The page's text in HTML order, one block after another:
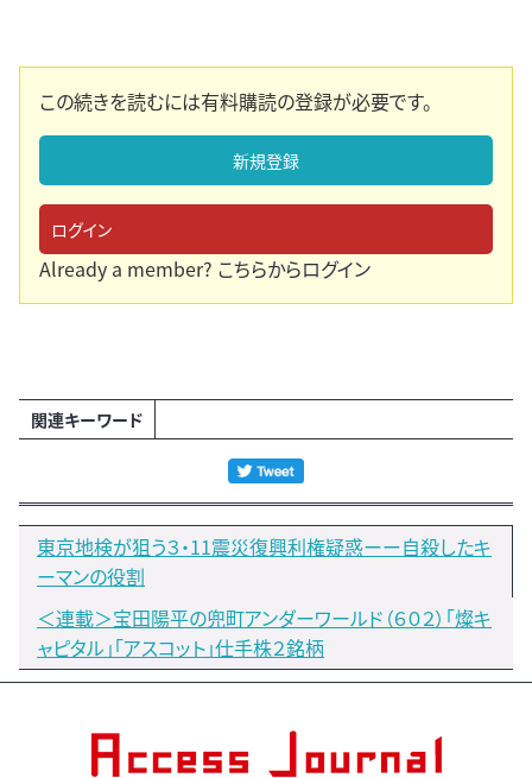
この続きを読むには有料購読の登録が必要です。
新規登録
ログイン
Already a member? こちらからログイン
関連キーワード
東京地検が狙う３・11震災復興利権疑惑ーー自殺したキ
ーマンの役割
＜連載＞宝田陽平の兜町アンダーワールド（６０２）「燦キ
ャピタル」「アスコット」仕手株２銘柄